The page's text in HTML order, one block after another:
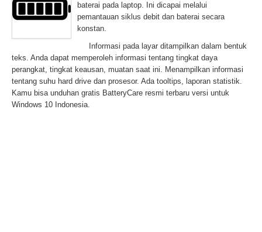
baterai pada laptop. Ini dicapai melalui
pemantauan siklus debit dan baterai secara
konstan.
Informasi pada layar ditampilkan dalam bentuk
teks. Anda dapat memperoleh informasi tentang tingkat daya
perangkat, tingkat keausan, muatan saat ini. Menampilkan informasi
tentang suhu hard drive dan prosesor. Ada tooltips, laporan statistik.
Kamu bisa unduhan gratis BatteryCare resmi terbaru versi untuk
Windows 10 Indonesia.